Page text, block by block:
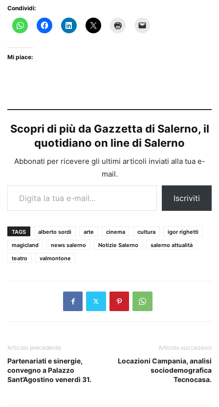
Condividi:
Mi piace:
Scopri di più da Gazzetta di Salerno, il
quotidiano on line di Salerno
Abbonati per ricevere gli ultimi articoli inviati alla tua e-
mail.
Digita la tua e-mail...
Iscriviti
TAGS alberto sordi arte cinema cultura
igor righetti
magicland
news salerno Notizie Salerno
salerno attualità
teatro
valmontone
Articolo precedente
Partenariati e sinergie,
convegno a Palazzo
Sant’Agostino venerdì 31.
Articolo successivo
Locazioni Campania, analisi
sociodemografica
Tecnocasa.